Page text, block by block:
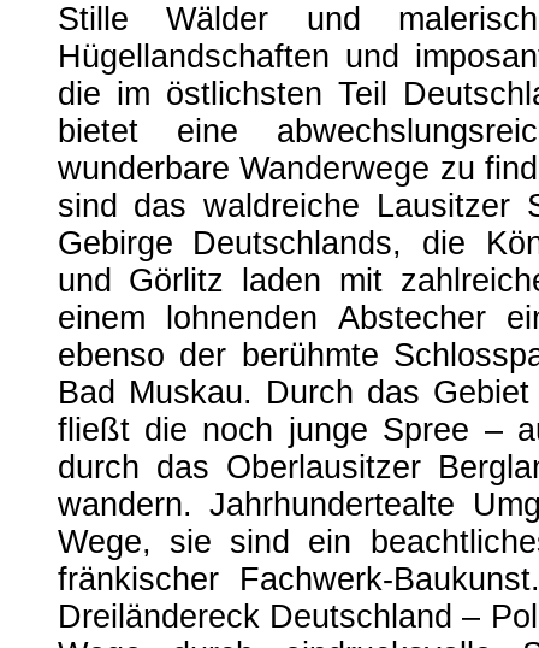
Stille Wälder und
Hügellandschaften und
die im östlichsten Teil
bietet eine
wunderbare Wanderwege zu
sind das waldreiche Lausitzer
Gebirge Deutschlands, die
und Görlitz laden mit
einem lohnenden Abstecher
ebenso der berühmte
Bad Muskau. Durch das
fließt die noch junge Spree –
durch das Oberlausitzer
wandern. Jahrhundertealte
Wege, sie sind ein
fränkischer Fachwerk-
Dreiländereck Deutschland –